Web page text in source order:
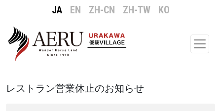
JA EN ZH-CN ZH-TW KO
メイ
レストラン営業休止のお知らせ